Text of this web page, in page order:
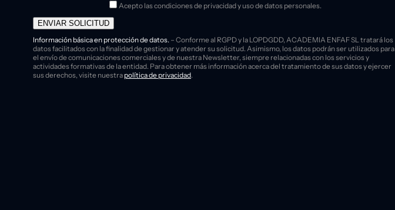
Acepto las condiciones de privacidad y uso de datos personales.
ENVIAR SOLICITUD
Información básica en protección de datos. – Conforme al RGPD y la LOPDGDD, ACADEMIA ENFAF SL tratará los
datos facilitados con la finalidad de gestionar y atender su solicitud. Asimismo, los datos podrán ser utilizados para
el envío de comunicaciones comerciales y de nuestra Newsletter, siempre relacionadas con los servicios y
actividades formativas de la entidad. Para obtener más información acerca del tratamiento de sus datos y ejercer
sus derechos, visite nuestra política de privacidad.